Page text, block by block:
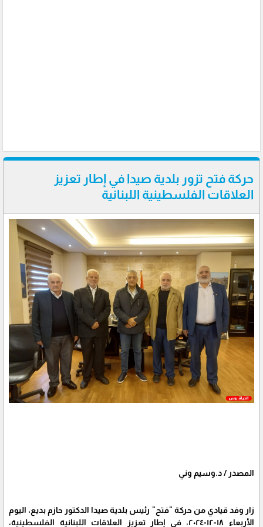
حركة فتح تزور بلدية صيدا في إطار تعزيز
العلاقات الفلسطينية اللبنانية
المصدر / د.وسيم وني
زار وفد قيادي من حركة "فتح" رئيس بلدية صيدا الدكتور حازم بديع، اليوم
الأربعاء ١٨-١٢-٢٠٢٤، في إطار تعزيز العلاقات اللبنانية الفلسطينية،